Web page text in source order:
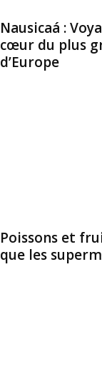
Nausicaá :
cœur du plus
d’Europe
Poissons et
que les